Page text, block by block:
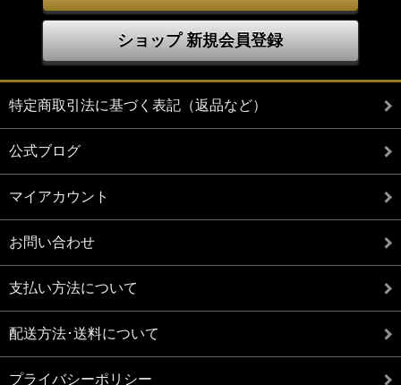
ショップ 新規会員登録
特定商取引法に基づく表記（返品など）
公式ブログ
マイアカウント
お問い合わせ
支払い方法について
配送方法･送料について
プライバシーポリシー